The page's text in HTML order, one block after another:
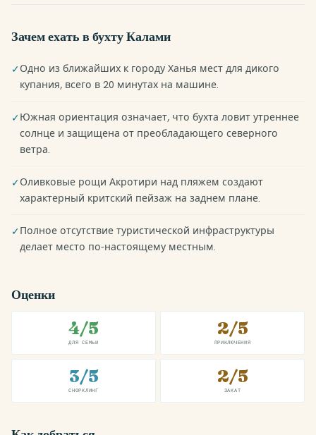
Зачем ехать в бухту Калами
✓Одно из ближайших к городу Ханья мест для дикого
купания, всего в 20 минутах на машине.
✓Южная ориентация означает, что бухта ловит утреннее
солнце и защищена от преобладающего северного
ветра.
✓Оливковые рощи Акротири над пляжем создают
характерный критский пейзаж на заднем плане.
✓Полное отсутствие туристической инфраструктуры
делает место по-настоящему местным.
Оценки
4/5
ДЛЯ СЕМЬИ
2/5
ПРИКЛЮЧЕНИЯ
3/5
СНОРКЛИНГ
2/5
ЗАКАТ